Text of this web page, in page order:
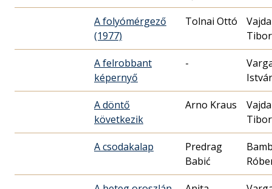
A folyómérgező
(1977)
Tolnai Ottó
Vajda
Tibor
A felrobbant
képernyő
-
A döntő
következik
Arno Kraus
Vajda
Tibor
A csodakalap
Predrag
Babić